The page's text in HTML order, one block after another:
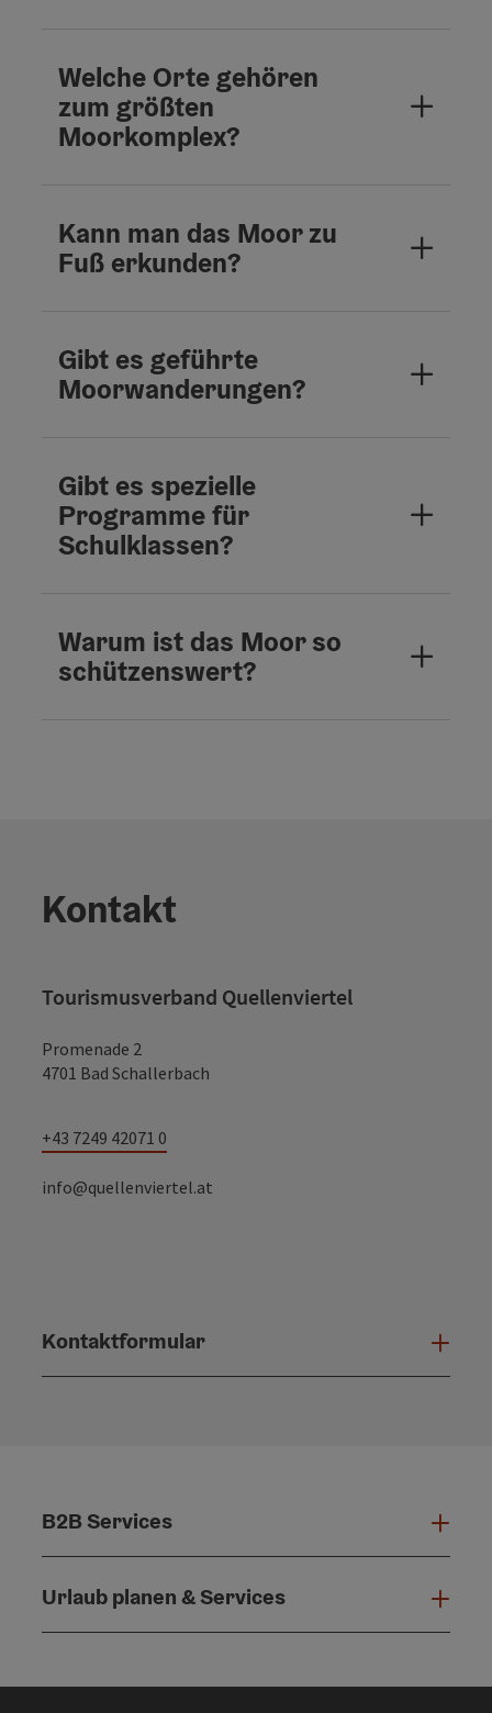
Welche Orte gehören
zum größten
Moorkomplex?
Kann man das Moor zu
Fuß erkunden?
Gibt es geführte
Moorwanderungen?
Gibt es spezielle
Programme für
Schulklassen?
Warum ist das Moor so
schützenswert?
Kontakt
Tourismusverband Quellenviertel
Promenade 2
4701 Bad Schallerbach
+43 7249 42071 0
info@quellenviertel.at
Kontaktformular
B2B Services
Urlaub planen & Services